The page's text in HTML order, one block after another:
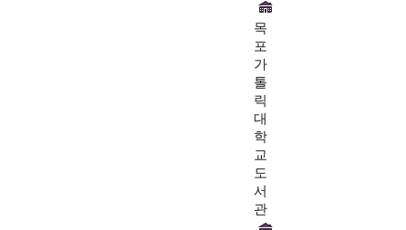
목
포
가
톨
릭
대
학
교
도
서
관